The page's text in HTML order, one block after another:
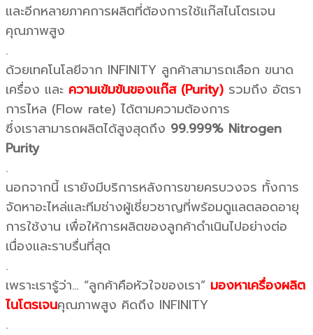
และอีกหลายภาคการผลิตที่ต้องการใช้แก๊สไนโตรเจน
คุณภาพสูง
.
ด้วยเทคโนโลยีจาก INFINITY ลูกค้าสามารถเลือก ขนาด
เครื่อง และ ความเข้มข้นของแก๊ส (Purity) รวมถึง อัตรา
การไหล (Flow rate) ได้ตามความต้องการ
ซึ่งเราสามารถผลิตได้สูงสุดถึง 99.999% Nitrogen
Purity
.
นอกจากนี้ เรายังมีบริการหลังการขายครบวงจร ทั้งการ
จัดหาอะไหล่และทีมช่างผู้เชี่ยวชาญที่พร้อมดูแลตลอดอายุ
การใช้งาน เพื่อให้การผลิตของลูกค้าดำเนินไปอย่างต่อ
เนื่องและราบรื่นที่สุด
.
เพราะเรารู้ว่า… “ลูกค้าคือหัวใจของเรา” มองหาเครื่องผลิต
ไนโตรเจนคุณภาพสูง คิดถึง INFINITY
.